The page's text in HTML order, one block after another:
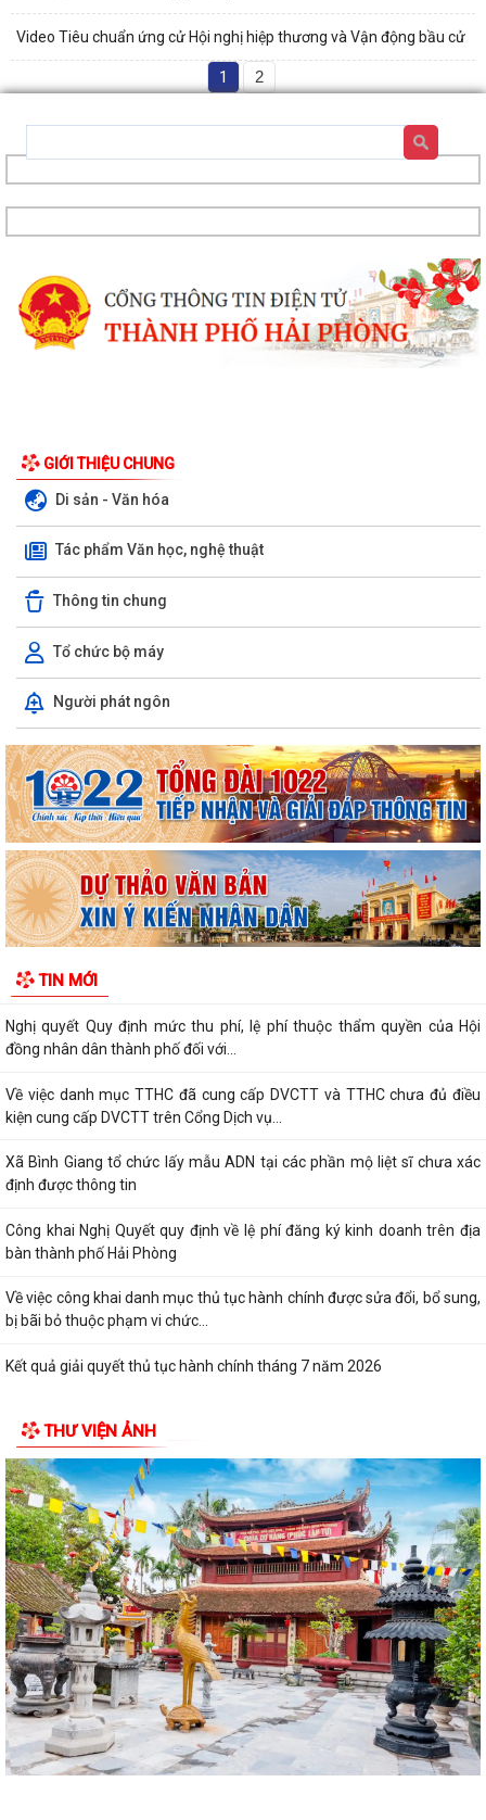
Video Tiêu chuẩn ứng cử Hội nghị hiệp thương và Vận động bầu cử
1 2
GIỚI THIỆU CHUNG
Di sản - Văn hóa
Tác phẩm Văn học, nghệ thuật
Thông tin chung
Tổ chức bộ máy
Người phát ngôn
TIN MỚI
bàn xã
Lãnh đạo xã Bình Giang kiểm tra tiến độ thi công các công trình trên
địa bàn
Về việc công khai danh mục thủ tục hành chính được sửa đổi, bổ sung,
thay thế, bị bãi bỏ thuộc...
Về việc công khai thủ tục hành chính ban hành mới, được sửa đổi, bổ
sung thuộc phạm vi chức năng...
chương Thanh niên xung phong vẻ...
Nghị quyết Quy định mức thu phí, lệ phí thuộc thẩm quyền của Hội
đồng nhân dân thành phố đối với...
Về việc danh mục TTHC đã cung cấp DVCTT và TTHC chưa đủ điều
kiện cung cấp DVCTT trên Cổng Dịch vụ...
Xã Bình Giang tổ chức lấy mẫu ADN tại các phần mộ liệt sĩ chưa xác
định được thông tin
Công khai Nghị Quyết quy định về lệ phí đăng ký kinh doanh trên địa
bàn thành phố Hải Phòng
Về việc công khai danh mục thủ tục hành chính được sửa đổi, bổ sung,
bị bãi bỏ thuộc phạm vi chức...
Kết quả giải quyết thủ tục hành chính tháng 7 năm 2026
LƯỢNG THEO TIÊU CHUẨN QUỐC GIA TCVN...
UBND xã triển khai giải quyết chế độ chính sách đối với người hoạt
động không chuyên trách ở thôn
Nghị quyết Về việc quy định mức chi thăm chúc tết Nguyên đán, thăm
hỏi ốm đau, trợ cấp đối với một...
Bình Giang triển khai Kế hoạch lấy mẫu hài cốt liệt sĩ
Xã Bình Giang học tập nghị quyết Hôi nghị lần thứ ba Ban Chấp hành
Trung ương Đảng khóa XIV
Về việc phê duyệt quy trình nội bộ giải quyết thủ tục hành chính thuộc
phạm vi chức năng của Sở...
THƯ VIỆN ẢNH